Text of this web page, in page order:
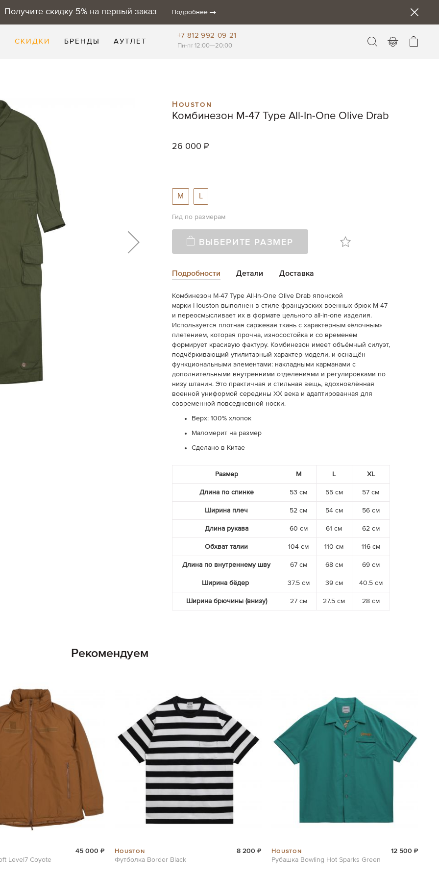
Получите скидку 5% на первый заказ Подробнее
СКИДКИ БРЕНДЫ АУТЛЕТ
+7 812 992-09-21
Пн-пт 12:00—20:00
Houston
Комбинезон M-47 Type All-In-One Olive Drab
26 000 ₽
M L
Гид по размерам
ВЫБЕРИТЕ РАЗМЕР
Подробности
Комбинезон M-47 Type All-In-One Olive Drab японской
марки Houston выполнен в стиле французских военных брюк М-47
и переосмысливает их в формате цельного all-in-one изделия.
Используется плотная саржевая ткань с характерным «ёлочным»
плетением, которая прочна, износостойка и со временем
формирует красивую фактуру. Комбинезон имеет объёмный силуэт,
подчёркивающий утилитарный характер модели, и оснащён
функциональными элементами: накладными карманами с
дополнительными внутренними отделениями и регулировками по
низу штанин. Это практичная и стильная вещь, вдохновлённая
военной униформой середины XX века и адаптированная для
современной повседневной носки.
Верх: 100% хлопок
Маломерит на размер
Сделано в Китае
Размер M L XL
Длина по спинке 53 см 55 см 57 см
Ширина плеч 52 см 54 см 56 см
Длина рукава 60 см 61 см 62 см
Обхват талии 104 см 110 см 116 см
Длина по внутреннему шву 67 см 68 см 69 см
Ширина бёдер 37.5 см 39 см 40.5 см
Ширина брючины (внизу) 27 см 27.5 см 28 см
Детали Доставка
Рекомендуем
Level7 Coyote
45 000 ₽ Houston
Футболка Border Black
8 200 ₽ Houston
Рубашка Bowling Hot Sparks Green
12 500 ₽